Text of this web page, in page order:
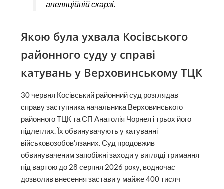
апеляційній скарзі.
Якою була ухвала Косівського
районного суду у справі
катувань у Верховинському ТЦК
30 червня Косівський районний суд розглядав
справу заступника начальника Верховинського
районного ТЦК та СП Анатолія Чорнея і трьох його
підлеглих. Їх обвинувачують у катуванні
військовозобов’язаних. Суд продовжив
обвинуваченим запобіжні заходи у вигляді тримання
під вартою до 28 серпня 2026 року, водночас
дозволив внесення застави у майже 400 тисяч